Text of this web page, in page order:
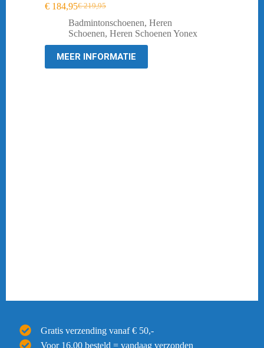
€219,95
Oorspronkelijke
prijs
was:
€ 184,95Huidige
prijs
is:
Badmintonschoenen, Heren
Schoenen, Heren Schoenen Yonex
MEER INFORMATIE
Gratis verzending vanaf € 50,-
Voor 16.00 besteld = vandaag verzonden